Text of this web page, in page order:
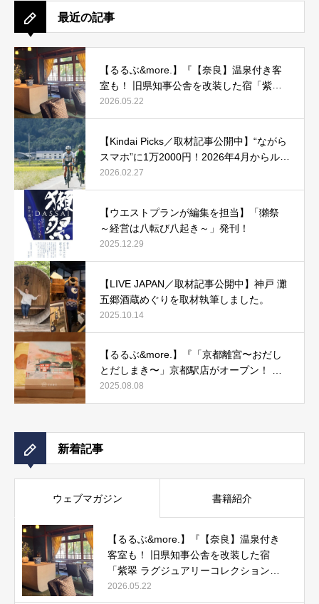
最近の記事
【るるぶ&more.】『【奈良】温泉付き客
室も！ 旧県知事公舎を改装した宿「紫翠
ラグジュアリーコレクションホテル 奈
良」で贅沢ステイ』
2026.05.22
【Kindai Picks／取材記事公開中】“ながら
スマホ”に1万2000円！2026年4月からルー
ル化される、自転車の「青切符」とは？
2026.02.27
【ウエストプランが編集を担当】「獺祭
～経営は八転び八起き～」発刊！
2025.12.29
【LIVE JAPAN／取材記事公開中】神戸 灘
五郷酒蔵めぐりを取材執筆しました。
2025.10.14
【るるぶ&more.】『「京都離宮〜おだし
とだしまき〜」京都駅店がオープン！ だ
しまき弁当やおみやげにもぴったりな人気
メニューをご紹介』記事公開中
2025.08.08
新着記事
ウェブマガジン 書籍紹介
【るるぶ&more.】『【奈良】温泉付き
客室も！ 旧県知事公舎を改装した宿
「紫翠 ラグジュアリーコレクションホ
テル 奈良」で贅沢ステイ』
2026.05.22